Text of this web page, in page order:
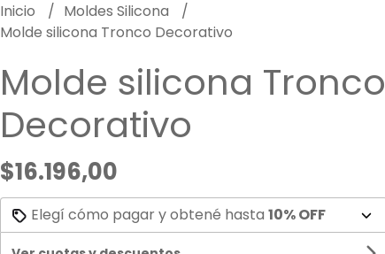
Inicio
Moldes Silicona
Molde silicona Tronco Decorativo
Molde silicona Tronco
Decorativo
$16.196,00
Elegí cómo pagar y obtené hasta 10% OFF